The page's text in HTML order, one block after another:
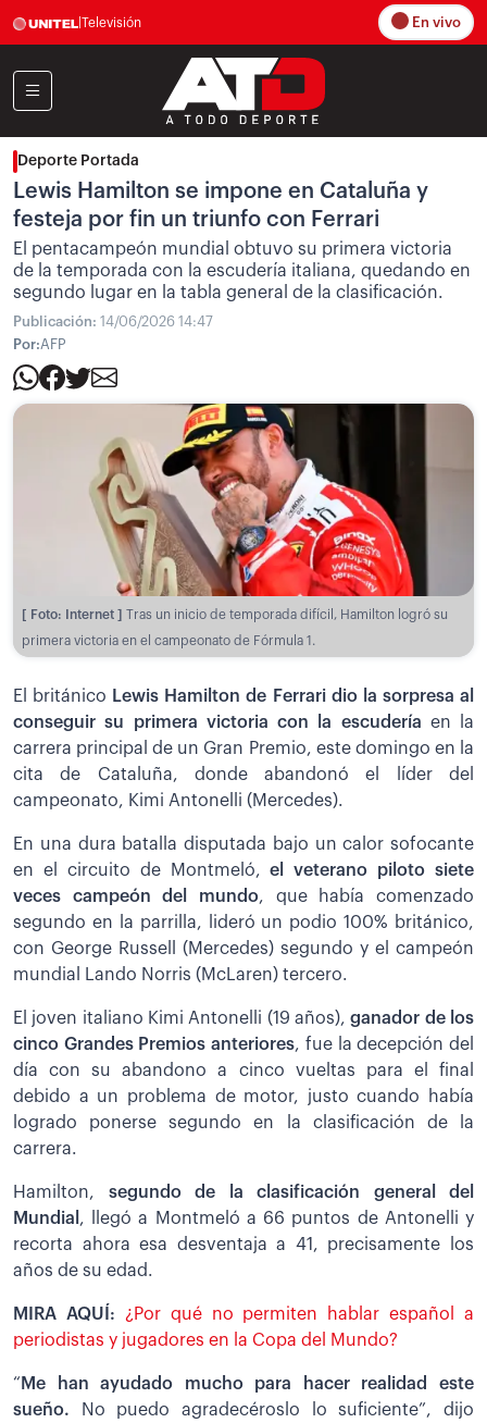
Televisión En vivo
Deporte Portada
Lewis Hamilton se impone en Cataluña y
festeja por fin un triunfo con Ferrari
El pentacampeón mundial obtuvo su primera victoria
de la temporada con la escudería italiana, quedando en
segundo lugar en la tabla general de la clasificación.
Publicación: 14/06/2026 14:47
Por:AFP
[ Foto: Internet ] Tras un inicio de temporada difícil, Hamilton logró su
primera victoria en el campeonato de Fórmula 1.
El británico Lewis Hamilton de Ferrari dio la sorpresa al
conseguirsu primera victoria con la escudería en la
carrera principal de un Gran Premio, este domingo en la
cita de Cataluña, donde abandonó el líder del
campeonato, Kimi Antonelli (Mercedes).
En una dura batalla disputada bajo un calor sofocante
en el circuito de Montmeló,el veterano piloto siete
veces campeón del mundo,
que había comenzado
segundo en la parrilla, lideró un podio 100% británico,
con George Russell (Mercedes) segundo y el campeón
mundial Lando Norris (McLaren) tercero.
El joven italiano Kimi Antonelli (19 años),ganador de los
cinco Grandes Premios anteriores, fue la decepción del
día con su abandono a cinco vueltas para el final
debido a un problema de motor, justo cuando había
logrado ponerse segundo en la clasificación de la
carrera.
Hamilton, segundo de la clasificación general del
Mundial , llegó a Montmeló a 66 puntos de Antonelli y
recorta ahora esa desventaja a 41, precisamente los
años de su edad.
MIRA AQUÍ: ¿Por qué no permiten hablar español a
periodistas y jugadores en la Copa del Mundo?
“ Me han ayudado mucho para hacer realidad este
sueño. No puedo agradecéroslo lo suficiente”, dijo